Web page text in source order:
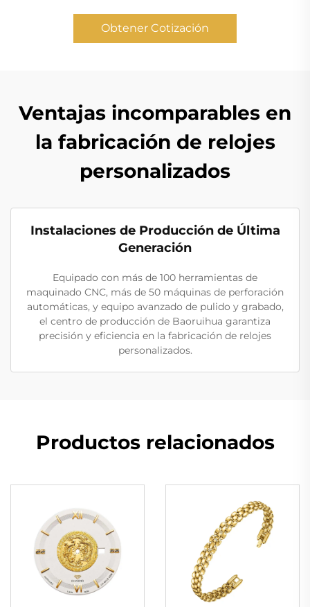
Obtener Cotización
Ventajas incomparables en
la fabricación de relojes
personalizados
Instalaciones de Producción de Última
Generación
Equipado con más de 100 herramientas de
maquinado CNC, más de 50 máquinas de perforación
automáticas, y equipo avanzado de pulido y grabado,
el centro de producción de Baoruihua garantiza
precisión y eficiencia en la fabricación de relojes
personalizados.
Productos relacionados